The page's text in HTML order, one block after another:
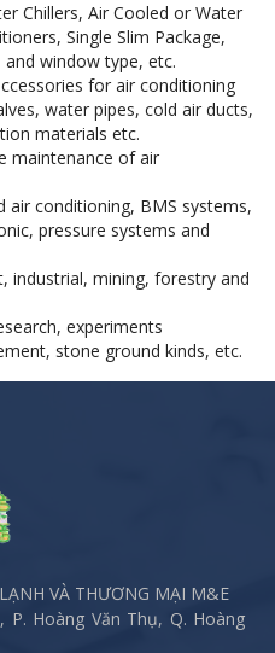
Chillers, Air Cooled or Water
Single Slim Package,
window type, etc.
for air conditioning
water pipes, cold air ducts,
materials etc.
maintenance of air
air conditioning, BMS systems,
pressure systems and
industrial, mining, forestry and
experiments
stone ground kinds, etc.
VÀ THƯƠNG MẠI M&E
Hoàng Văn Thụ, Q. Hoàng